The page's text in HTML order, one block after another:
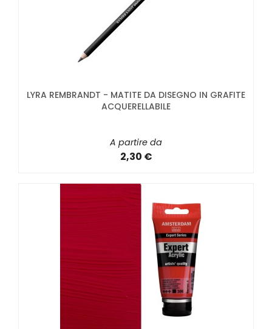
LYRA REMBRANDT - MATITE DA DISEGNO IN GRAFITE
ACQUERELLABILE
A partire da
2,30 €